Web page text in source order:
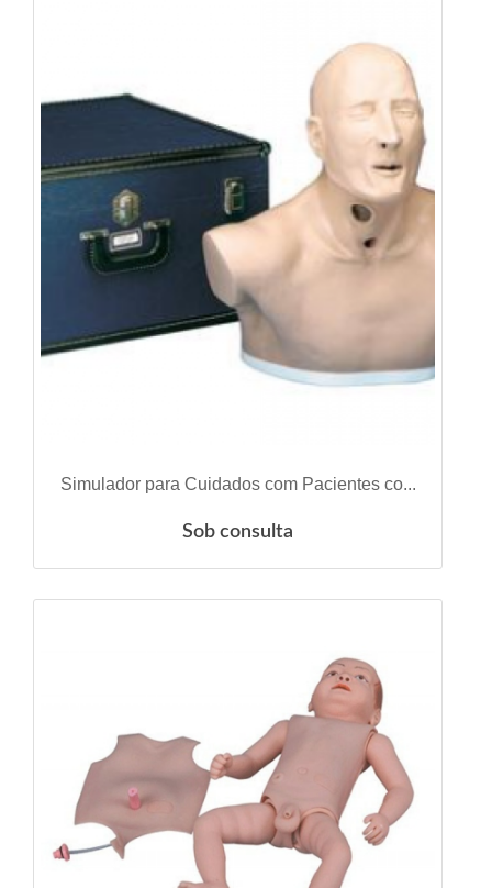
VER DETALHES
Simulador para Cuidados com Pacientes co...
Sob consulta